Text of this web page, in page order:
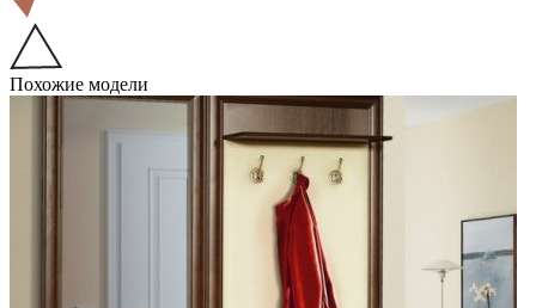
Похожие модели